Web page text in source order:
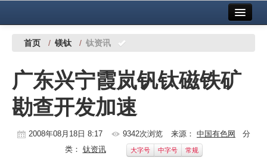
中国有色金属报社主办 广告服务
铜镍铅锌
铝
稀有稀土
首页 / 镁钛 / 钛资讯
广东兴宁霞岚钒钛磁铁矿
勘查开发加速
2008年08月18日 8:17 9342次浏览 来源： 中国有色网
分
类： 钛资讯 大字号 中字号 常规